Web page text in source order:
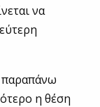
να
παραπάνω
η θέση